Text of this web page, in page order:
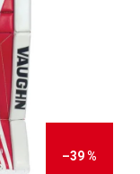
–39 %